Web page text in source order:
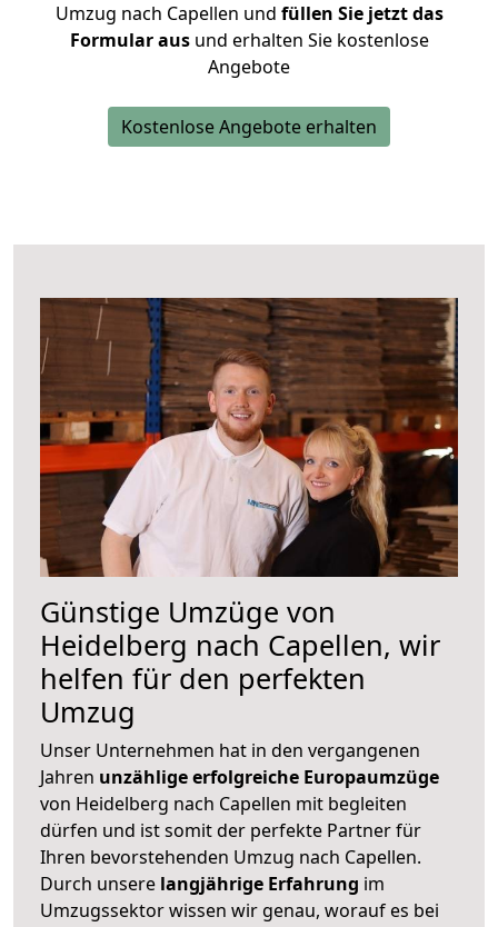
Umzug nach Capellen und füllen Sie jetzt das
Formular ausund erhalten Sie kostenlose
Angebote
Kostenlose Angebote erhalten
Günstige Umzüge von
Heidelberg nach Capellen, wir
helfen für den perfekten
Umzug
Unser Unternehmen hat in den vergangenen
Jahren unzählige erfolgreiche Europaumzüge
von Heidelberg nach Capellen mit begleiten
dürfen und ist somit der perfekte Partner für
Ihren bevorstehenden Umzug nach Capellen.
Durch unsere langjährige Erfahrung im
Umzugssektor wissen wir genau, worauf es bei